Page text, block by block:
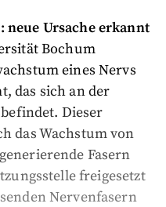
Ursache erkannt
Bochum
eines Nervs
das sich an der
Dieser
das Wachstum von
Fasern
freigesetzt
Nervenfasern